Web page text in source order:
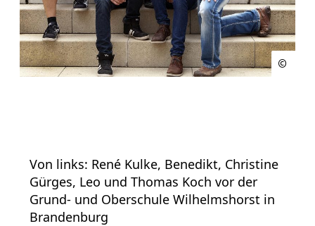
Von links: René Kulke, Benedikt, Christine
Gürges, Leo und Thomas Koch vor der
Grund- und Oberschule Wilhelmshorst in
Brandenburg